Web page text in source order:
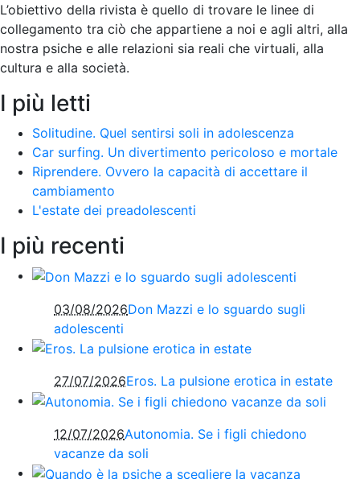
L’obiettivo della rivista è quello di trovare le linee di
collegamento tra ciò che appartiene a noi e agli altri, alla
nostra psiche e alle relazioni sia reali che virtuali, alla
cultura e alla società.
I più letti
Solitudine. Quel sentirsi soli in adolescenza
Car surfing. Un divertimento pericoloso e mortale
Riprendere. Ovvero la capacità di accettare il
cambiamento
L'estate dei preadolescenti
I più recenti
03/08/2026Don Mazzi e lo sguardo sugli
adolescenti
27/07/2026Eros. La pulsione erotica in estate
12/07/2026Autonomia. Se i figli chiedono
vacanze da soli